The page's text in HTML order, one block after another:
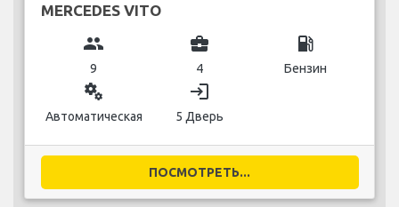
MERCEDES VITO
group
9
business_center
4
local_gas_station
Бензин
miscellaneous_services
Автоматическая
login
5 Дверь
ПОСМОТРЕТЬ...